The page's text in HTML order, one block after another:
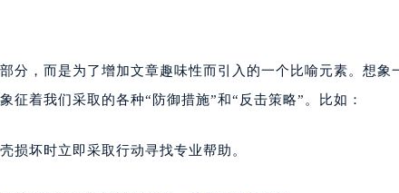
分，而是为了增加文章趣味性而引入的一个比喻元素。想象
征着我们采取的各种“防御措施”和“反击策略”。比如：
损坏时立即采取行动寻找专业帮助。